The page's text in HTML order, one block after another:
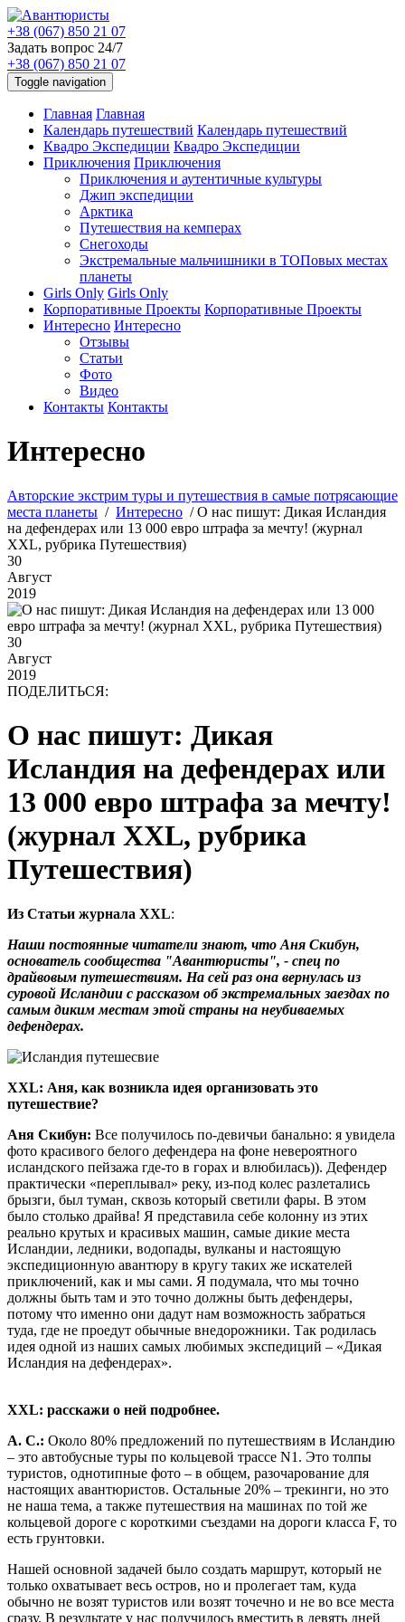
+38 (067) 850 21 07
Задать вопрос 24/7
+38 (067) 850 21 07
Toggle navigation
Главная Главная
Календарь путешествий Календарь путешествий
Квадро Экспедиции Квадро Экспедиции
Приключения Приключения
Приключения и аутентичные культуры
Джип экспедиции
Арктика
Путешествия на кемперах
Снегоходы
Экстремальные мальчишники в ТОПовых местах
планеты
Girls Only Girls Only
Корпоративные Проекты Корпоративные Проекты
Интересно Интересно
Отзывы
Статьи
Фото
Видео
Контакты Контакты
Интересно
Авторские экстрим туры и путешествия в самые потрясающие
места планеты / Интересно /О нас пишут: Дикая Исландия
на дефендерах или 13 000 евро штрафа за мечту! (журнал
XXL, рубрика Путешествия)
30
Август
2019
30
Август
2019
ПОДЕЛИТЬСЯ:
О нас пишут: Дикая
Исландия на дефендерах или
13 000 евро штрафа за мечту!
(журнал XXL, рубрика
Путешествия)
Из Статьи журнала XXL:
Наши постоянные читатели знают, что Аня Скибун,
основатель сообщества "Авантюристы", - спец по
драйвовым путешествиям. На сей раз она вернулась из
суровой Исландии с рассказом об экстремальных заездах по
самым диким местам этой страны на неубиваемых
дефендерах.
XXL: Аня, как возникла идея организовать это
путешествие?
Аня Скибун: Все получилось по-девичьи банально: я увидела
фото красивого белого дефендера на фоне невероятного
исландского пейзажа где-то в горах и влюбилась)). Дефендер
практически «переплывал» реку, из-под колес разлетались
брызги, был туман, сквозь который светили фары. В этом
было столько драйва! Я представила себе колонну из этих
реально крутых и красивых машин, самые дикие места
Исландии, ледники, водопады, вулканы и настоящую
экспедиционную авантюру в кругу таких же искателей
приключений, как и мы сами. Я подумала, что мы точно
должны быть там и это точно должны быть дефендеры,
потому что именно они дадут нам возможность забраться
туда, где не проедут обычные внедорожники. Так родилась
идея одной из наших самых любимых экспедиций – «Дикая
Исландия на дефендерах».
XXL: расскажи о ней подробнее.
А. С.: Около 80% предложений по путешествиям в Исландию
– это автобусные туры по кольцевой трассе N1. Это толпы
туристов, однотипные фото – в общем, разочарование для
настоящих авантюристов. Остальные 20% – трекинги, но это
не наша тема, а также путешествия на машинах по той же
кольцевой дороге с короткими съездами на дороги класса F, то
есть грунтовки.
Нашей основной задачей было создать маршрут, который не
только охватывает весь остров, но и пролегает там, куда
обычно не возят туристов или возят точечно и не во все места
сразу. В результате у нас получилось вместить в девять дней